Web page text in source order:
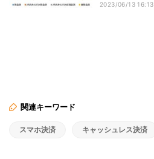
2023/06/13 16:13
関連キーワード
スマホ決済 キャッシュレス決済